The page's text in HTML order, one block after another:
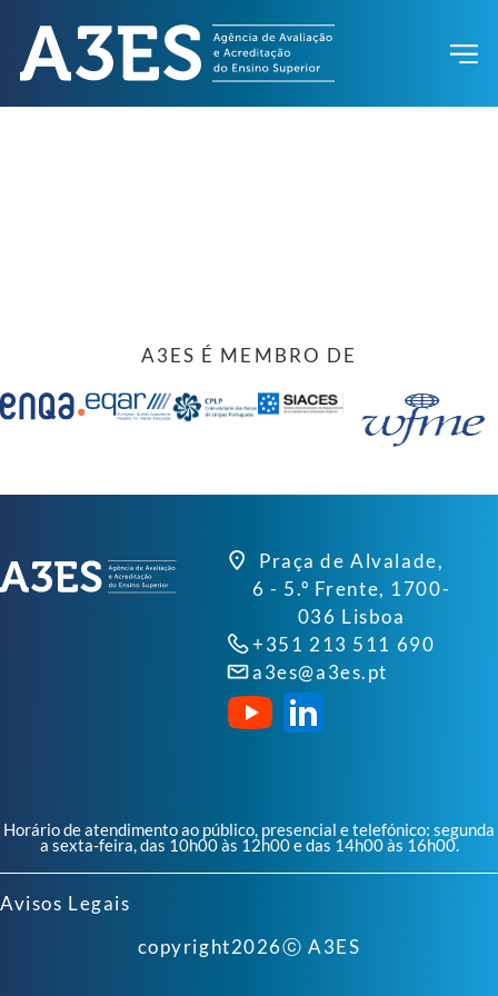
A3ES É MEMBRO DE
Praça de Alvalade,
6 - 5.º Frente, 1700-
036 Lisboa
+351 213 511 690
a3es@a3es.pt
Horário de atendimento ao público, presencial e telefónico: segunda
a sexta-feira, das 10h00 às 12h00 e das 14h00 às 16h00.
Avisos Legais
copyright2026ⓒ A3ES